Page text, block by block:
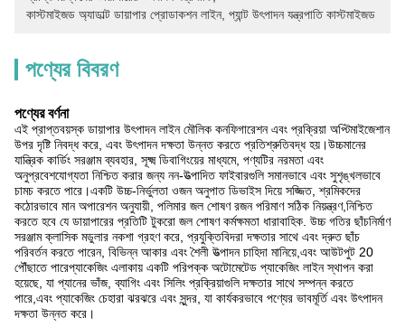
কাস্টমাইজড অ্যাডাল্ট ডায়াপার প্রোডাকশন লাইন, প্যান্ট উৎপাদন যন্ত্রপাতি কাস্টমাইজড
পণ্যের বিবরণ
পণ্যের বর্ণনা
এই প্রাপ্তবয়স্ক ডায়াপার উৎপাদন লাইন মৌলিক কনফিগারেশন এবং প্রক্রিয়া অপ্টিমাইজেশান
উপর দৃষ্টি নিবদ্ধ করে, এবং উৎপাদন দক্ষতা উন্নত করতে প্রতিশ্রুতিবদ্ধ হয়।উচ্চমানের
যান্ত্রিক কার্ডিং সরঞ্জাম ব্যবহার, সূক্ষ্ম ডিবাগিংয়ের মাধ্যমে, পণ্যটির নরমতা এবং
অনুপ্রবেশযোগ্যতা নিশ্চিত করার জন্য নন-উত্পাদিত ফাইবারগুলি সমানভাবে এবং সুশৃঙ্খলভাবে
চামচ করতে পারে।একটি উচ্চ-নির্ভুলতা ওজন অনুপাত ডিভাইস দিয়ে সজ্জিত, শ্রমিকদের
কঠোরভাবে মান অপারেশন অনুযায়ী, পলিমার জল শোষণ রজন পরিমাণ সঠিক নিয়ন্ত্রণ,নিশ্চিত
করতে হবে যে ডায়াপারের প্রতিটি টুকরো জল শোষণ কর্মক্ষমতা ধারাবাহিক. উচ্চ গতির ছাঁচনির্মাণ
সরঞ্জাম ক্লাসিক মডুলার নকশা গ্রহণ করে, প্রযুক্তিবিদরা দক্ষতার সাথে এবং দ্রুত ছাঁচ
পরিবর্তন করতে পারেন, বিভিন্ন আকার এবং শৈলী উত্পাদন চাহিদা মানিয়ে,এবং আউটপুট 20
পৌঁছাতে পারেপ্যাকেজিং এলাকায় একটি পরিপক্ক অটোমেটেড প্যাকেজিং লাইন স্থাপন করা
হয়েছে, যা প্যানের ভাঁজ, ব্যাগিং এবং সিলিং প্রক্রিয়াগুলি দক্ষতার সাথে সম্পন্ন করতে
পারে,এবং প্যাকেজিং চেহারা ঝরঝরে এবং সুন্দর, যা কার্যকরভাবে পণ্যের ভাবমূর্তি এবং উৎপাদন
দক্ষতা উন্নত করে।